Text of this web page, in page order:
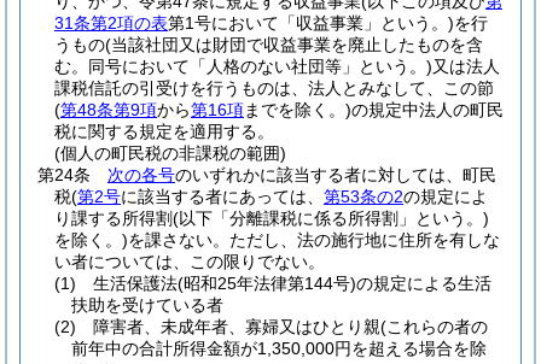
31条第2項の表第1号において「収益事業」という。)を行
うもの(当該社団又は財団で収益事業を廃止したものを含
む。同号において「人格のない社団等」という。)又は法人
課税信託の引受けを行うものは、法人とみなして、この節
(第48条第9項から第16項までを除く。)の規定中法人の町民
税に関する規定を適用する。
(個人の町民税の非課税の範囲)
第24条
次の各号のいずれかに該当する者に対しては、町民
税(第2号に該当する者にあっては、 第53条の2の規定によ
り課する所得割(以下「分離課税に係る所得割」という。)
を除く。)を課さない。 ただし、法の施行地に住所を有しな
い者については、この限りでない。
(1)
生活保護法(昭和25年法律第144号)の規定による生活
扶助を受けている者
(2)
障害者、未成年者、寡婦又はひとり親(これらの者の
前年中の合計所得金額が1,350,000円を超える場合を除